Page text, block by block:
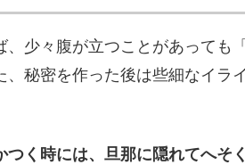
、少々腹が立つことがあっても
、秘密を作った後は些細なイラ
く時には、旦那に隠れてへそ